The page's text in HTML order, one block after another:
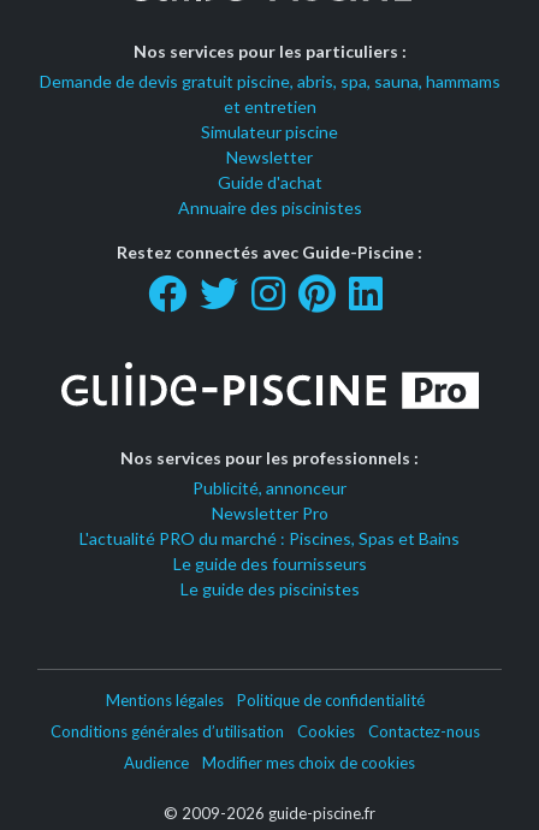
Nos services pour les particuliers :
Demande de devis gratuit piscine, abris, spa, sauna, hammams
et entretien
Simulateur piscine
Newsletter
Guide d'achat
Annuaire des piscinistes
Restez connectés avec Guide-Piscine :
Nos services pour les professionnels :
Publicité, annonceur
Newsletter Pro
L'actualité PRO du marché : Piscines, Spas et Bains
Le guide des fournisseurs
Le guide des piscinistes
Mentions légales
Politique de confidentialité
Conditions générales d’utilisation
Cookies
Contactez-nous
Audience
Modifier mes choix de cookies
© 2009-2026 guide-piscine.fr